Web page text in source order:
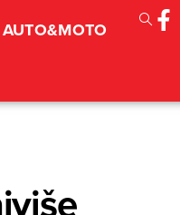
AUTO&MOTO